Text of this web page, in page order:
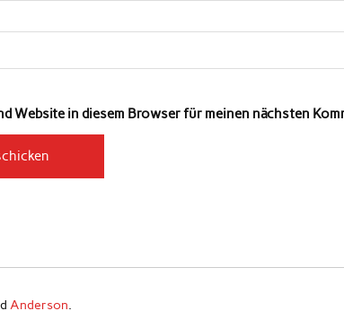
Website in diesem Browser für meinen nächsten
Anderson